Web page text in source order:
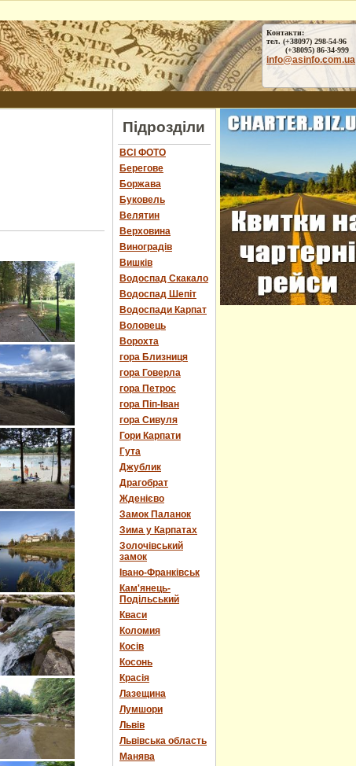
Контакти:
тел. (+38097) 298-54-96
(+38095) 86-34-999
info@asinfo.com.ua
Підрозділи
ВСІ ФОТО
Берегове
Боржава
Буковель
Велятин
Верховина
Виноградів
Вишків
Водоспад Скакало
Водоспад Шепіт
Водоспади Карпат
Воловець
Ворохта
гора Близниця
гора Говерла
гора Петрос
гора Піп-Іван
гора Сивуля
Гори Карпати
Гута
Джублик
Драгобрат
Жденієво
Замок Паланок
Зима у Карпатах
Золочівський
замок
Івано-Франківськ
Кам'янець-
Подільський
Кваси
Коломия
Косів
Косонь
Красія
Лазещина
Лумшори
Львів
Львівська область
Манява